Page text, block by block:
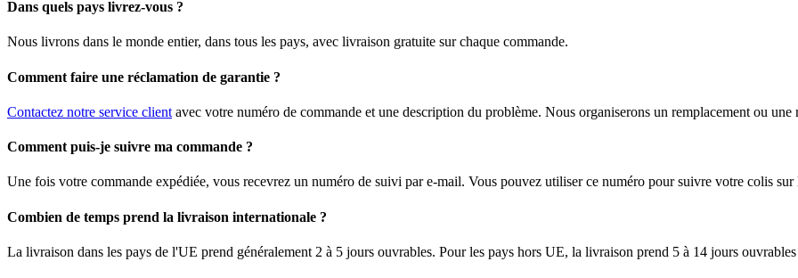
Dans quels pays livrez-vous ?
Nous livrons dans le monde entier, dans tous les pays, avec livraison gratuite sur chaque commande.
Comment faire une réclamation de garantie ?
Contactez notre service client avec votre numéro de commande et une description du problème. Nous organiserons un remplacement ou une
Comment puis-je suivre ma commande ?
Une fois votre commande expédiée, vous recevrez un numéro de suivi par e-mail. Vous pouvez utiliser ce numéro pour suivre votre colis sur
Combien de temps prend la livraison internationale ?
La livraison dans les pays de l'UE prend généralement 2 à 5 jours ouvrables. Pour les pays hors UE, la livraison prend 5 à 14 jours